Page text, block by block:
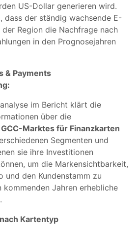
US-Dollar generieren wird.
dass der ständig wachsende E-
Region die Nachfrage nach
in den Prognosejahren
& Payments
im Bericht klärt die
über die
GCC-Marktes für Finanzkarten
Segmenten und
sie ihre Investitionen
um die Markensichtbarkeit,
den Kundenstamm zu
Jahren erhebliche
nach Kartentyp